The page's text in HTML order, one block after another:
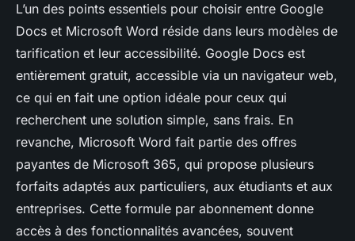
L’un des points essentiels pour choisir entre Google
Docs et Microsoft Word réside dans leurs modèles de
tarification et leur accessibilité. Google Docs est
entièrement gratuit, accessible via un navigateur web,
ce qui en fait une option idéale pour ceux qui
recherchent une solution simple, sans frais. En
revanche, Microsoft Word fait partie des offres
payantes de Microsoft 365, qui propose plusieurs
forfaits adaptés aux particuliers, aux étudiants et aux
entreprises. Cette formule par abonnement donne
accès à des fonctionnalités avancées, souvent